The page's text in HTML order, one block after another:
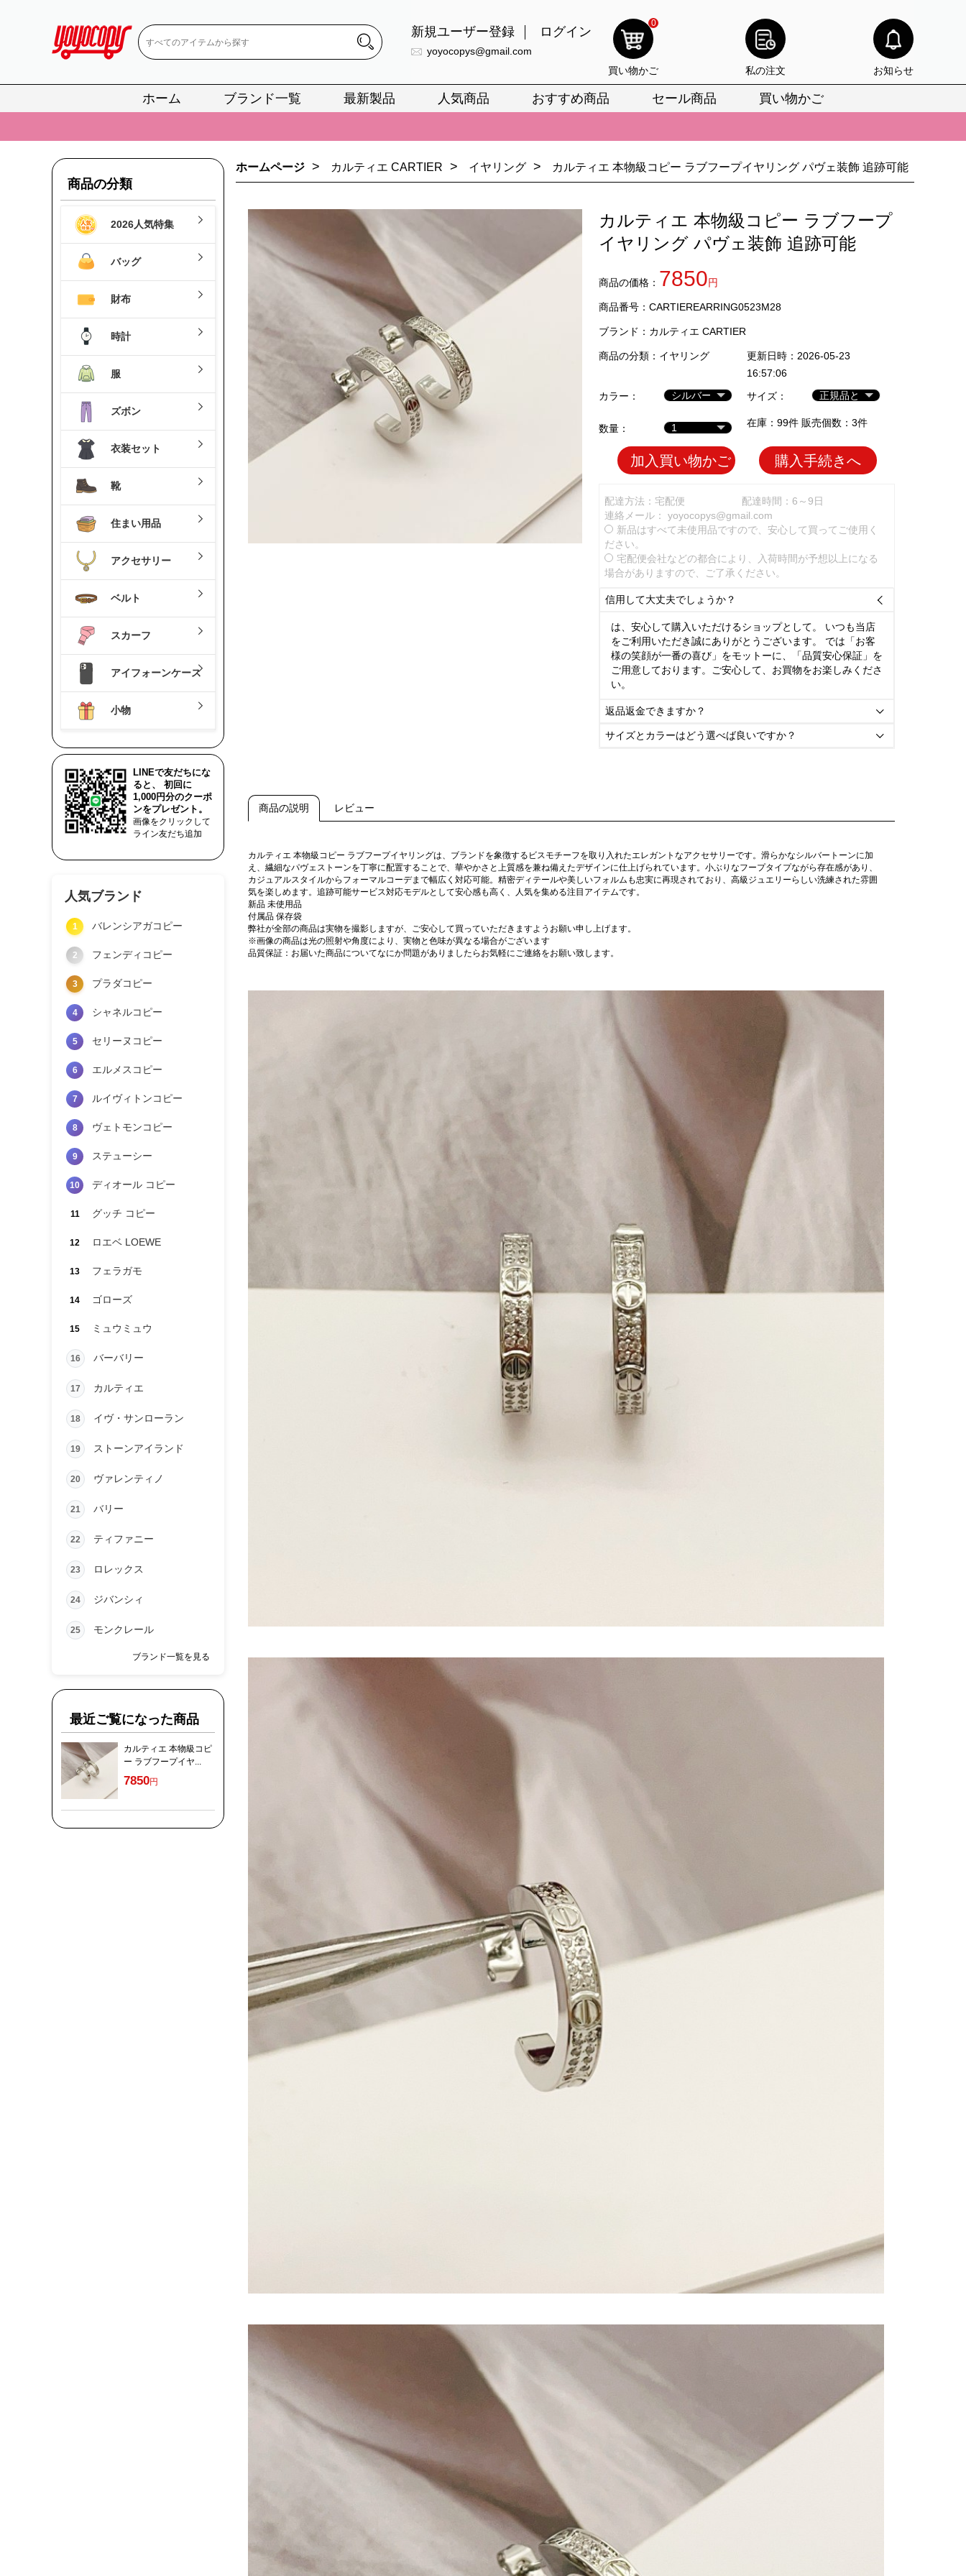
新規ユーザー登録 ログイン
yoyocopys@gmail.com
0
買い物かご 私の注文 お知らせ
ホーム ブランド一覧 最新製品 人気商品 おすすめ商品 セール商品 買い物かご
📢 当店は正真正銘のn級スーパーコピーのみ取扱い。最高品質の再現度を安心してお選びいただけます。
📢 2026春の新作続々更新中！期間中のご注文でお得な割引をご利用いただけます。
📢 新作入荷！ルイ・ヴィトンスーパーコピー バッグ最新モデルが登場。上質な仕上がりをお見逃しなく。
2026春の新作続々更新中！期間中のご注文でお得な割引をご利用いただけます。
新作入荷！ルイ・ヴィトンスーパーコピー バッグ最新モデルが登場。上質な仕上がりをお見逃しなく。
商品の分類
2026人気特集
バッグ
財布
時計
服
ズボン
衣装セット
靴
住まい用品
アクセサリー
ベルト
スカーフ
アイフォーンケース
小物
LINEで友だちにな
ると、 初回に
1,000円分のクーポ
ンをプレゼント。
画像をクリックして
ライン友だち追加
人気ブランド
1 バレンシアガコピー
2 フェンディコピー
3 プラダコピー
4 シャネルコピー
5 セリーヌコピー
6 エルメスコピー
7 ルイヴィトンコピー
8 ヴェトモンコピー
9 ステューシー
10 ディオール コピー
11 グッチ コピー
12 ロエベ LOEWE
13 フェラガモ
14 ゴローズ
15 ミュウミュウ
16 バーバリー
17 カルティエ
18 イヴ・サンローラン
19 ストーンアイランド
20 ヴァレンティノ
21 バリー
22 ティファニー
23 ロレックス
24 ジバンシィ
25 モンクレール
ブランド一覧を見る
最近ご覧になった商品
カルティエ 本物級コピ
ー ラブフープイヤ...
7850円
ホームページ > カルティエ CARTIER > イヤリング > カルティエ 本物級コピー ラブフープイヤリング パヴェ装飾 追跡可能
カルティエ 本物級コピー ラブフープ
イヤリング パヴェ装飾 追跡可能
商品の価格： 7850円
商品番号：CARTIEREARRING0523M28
ブランド： カルティエ CARTIER
商品の分類： イヤリング
更新日時：2026-05-23
16:57:06
カラー：
サイズ：
数量： 在庫：99件 販売個数：3件
加入買い物かご 購入手続きへ
配達方法：宅配便
配達時間：6～9日
連絡メール： yoyocopys@gmail.com
新品はすべて未使用品ですので、安心して買ってご使用く
ださい。
宅配便会社などの都合により、入荷時間が予想以上になる
場合がありますので、ご了承ください。
信用して大丈夫でしょうか？ 
は、安心して購入いただけるショップとして。 いつも当店
をご利用いただき誠にありがとうございます。 では「お客
様の笑顔が一番の喜び」をモットーに、「品質安心保証」を
ご用意しております。ご安心して、お買物をお楽しみくださ
い。
返品返金できますか？ 
サイズとカラーはどう選べば良いですか？ 
商品の説明 レビュー
カルティエ 本物級コピー ラブフープイヤリングは、ブランドを象徴するビスモチーフを取り入れたエレガントなアクセサリーです。滑らかなシルバートーンに加
え、繊細なパヴェストーンを丁寧に配置することで、華やかさと上質感を兼ね備えたデザインに仕上げられています。小ぶりなフープタイプながら存在感があり、
カジュアルスタイルからフォーマルコーデまで幅広く対応可能。精密ディテールや美しいフォルムも忠実に再現されており、高級ジュエリーらしい洗練された雰囲
気を楽しめます。追跡可能サービス対応モデルとして安心感も高く、人気を集める注目アイテムです。
新品 未使用品
付属品 保存袋
弊社が全部の商品は実物を撮影しますが、ご安心して買っていただきますようお願い申し上げます。
※画像の商品は光の照射や角度により、実物と色味が異なる場合がございます
品質保証：お届いた商品についてなにか問題がありましたらお気軽にご連絡をお願い致します。